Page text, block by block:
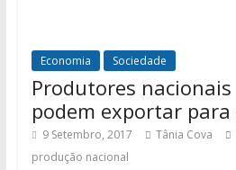
Economia Sociedade
Produtores nacionais
podem exportar
9 Setembro, 2017 Tânia Cova
produção nacional